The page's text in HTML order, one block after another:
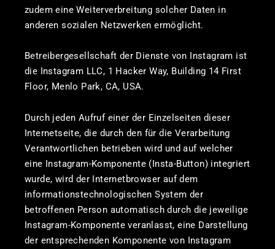
zudem eine Weiterverbreitung solcher Daten in
anderen sozialen Netzwerken ermöglicht.
Betreibergesellschaft der Dienste von Instagram ist
die Instagram LLC, 1 Hacker Way, Building 14 First
Floor, Menlo Park, CA, USA.
Durch jeden Aufruf einer der Einzelseiten dieser
Internetseite, die durch den für die Verarbeitung
Verantwortlichen betrieben wird und auf welcher
eine Instagram-Komponente (Insta-Button) integriert
wurde, wird der Internetbrowser auf dem
informationstechnologischen System der
betroffenen Person automatisch durch die jeweilige
Instagram-Komponente veranlasst, eine Darstellung
der entsprechenden Komponente von Instagram